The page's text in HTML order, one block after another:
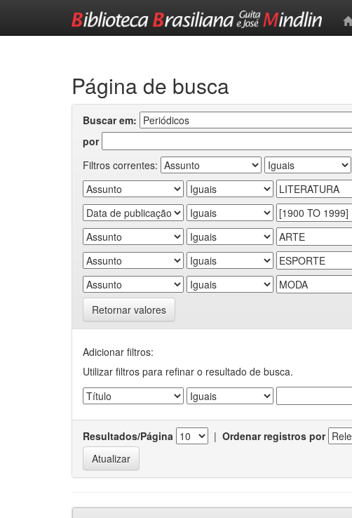
Página de busca
Buscar em:
por
Filtros correntes:
Retornar valores
Adicionar filtros:
Utilizar filtros para refinar o resultado de busca.
Resultados/Página | Ordenar registros por